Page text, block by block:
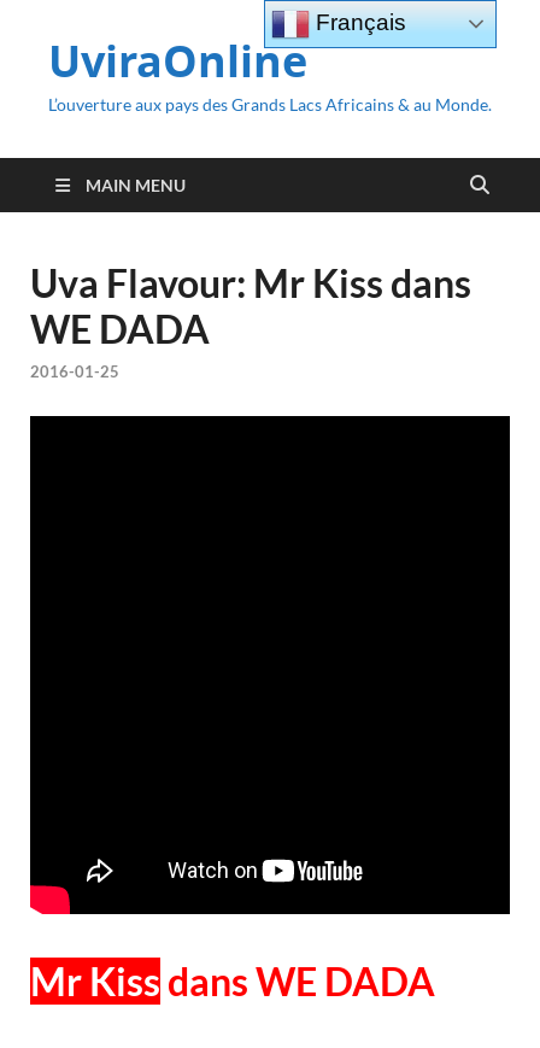
UviraOnline
L’ouverture aux pays des Grands Lacs Africains & au Monde.
MAIN MENU
Uva Flavour: Mr Kiss dans
WE DADA
2016-01-25
Mr Kiss dans WE DADA
Français